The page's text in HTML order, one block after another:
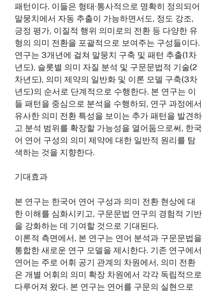
패턴이다. 이들은 형태·통사적으로 명확히 정의되어
말뭉치에서 자동 추출이 가능하면서도, 정도 강조,
긍정 평가, 이질적 행위 의미로의 전환 등 다양한 유
형의 의미 전환을 포괄적으로 보여주는 구성들이다.
연구는 3개년에 걸쳐 말뭉치 구축 및 패턴 추출(1차
년도), 슬롯별 의미 자질 분석 및 구문문법적 기술(2
차년도), 의미 제약의 일반화 및 이론 모델 구축(3차
년도)의 순서로 단계적으로 수행한다. 본 연구는 이
들 패턴을 중심으로 분석을 수행하되, 연구 과정에서
유사한 의미 전환 특성을 보이는 추가 패턴을 발견하
고 분석 범위를 확장할 가능성을 열어둠으로써, 한국
어 연어 구성의 의미 제약에 대한 일반적 원리를 탐
색하는 것을 지향한다.
기대효과
본 연구는 한국어 연어 구성과 의미 전환 현상에 대
한 이해를 심화시키고, 구문문법 연구의 경험적 기반
을 강화하는 데 기여할 것으로 기대된다.
이론적 측면에서, 본 연구는 연어 분석과 구문문법을
통합한 새로운 연구 모델을 제시한다. 기존 연구에서
연어는 주로 어휘 공기 관계의 차원에서, 의미 전환
은 개별 어휘의 의미 확장 차원에서 각각 독립적으로
다루어져 왔다. 본 연구는 연어를 구문의 실현으로